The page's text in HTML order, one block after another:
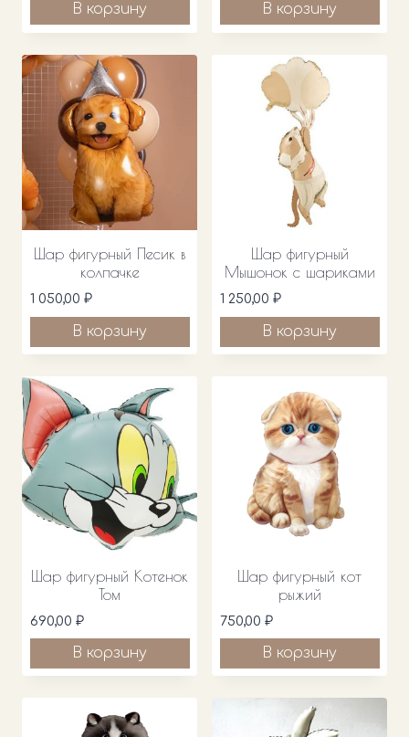
В корзину В корзину
Шар фигурный Песик в
колпачке
1 050,00 ₽
В корзину
Шар фигурный
Мышонок с шариками
1 250,00 ₽
В корзину
Шар фигурный Котенок
Том
690,00 ₽
В корзину
Шар фигурный кот
рыжий
750,00 ₽
В корзину